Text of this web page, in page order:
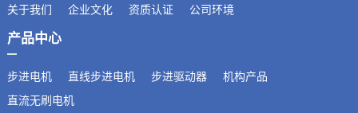
关于我们 企业文化 资质认证 公司环境
产品中心
步进电机 直线步进电机 步进驱动器
机构产品
直流无刷电机